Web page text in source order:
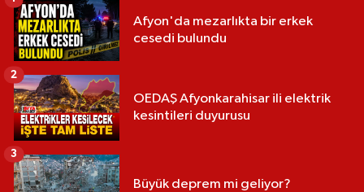
Afyon'da mezarlıkta bir erkek
cesedi bulundu
OEDAŞ Afyonkarahisar ili elektrik
kesintileri duyurusu
2
Büyük deprem mi geliyor?
3